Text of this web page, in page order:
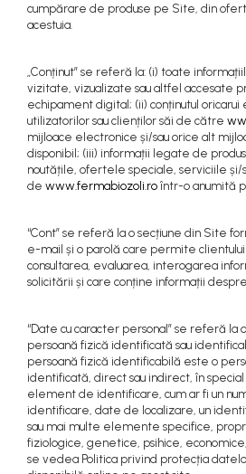
cumpărare de produse pe Site, din
acestuia.
„Conținut” se referă la: (i) toate
vizitate, vizualizate sau altfel accesate
echipament digital; (ii) conținutul oricarui
utilizatorilor sau clienților săi de către
mijloace electronice și/sau orice alt
disponibil; (iii) informații legate de
noutățile, ofertele speciale, serviciile
de www.fermabiozoli.ro într-o anumită
“Cont” se referă la o secțiune din Site
e-mail și o parolă care permite clientului
consultarea, evaluarea, interogarea
solicitării și care conține informații
“Date cu caracter personal” se referă la
persoană fizică identificată sau
persoană fizică identificabilă este o
identificată, direct sau indirect, în
element de identificare, cum ar fi un
identificare, date de localizare, un
sau mai multe elemente specifice,
fiziologice, genetice, psihice,
se vedea Politica privind protecția